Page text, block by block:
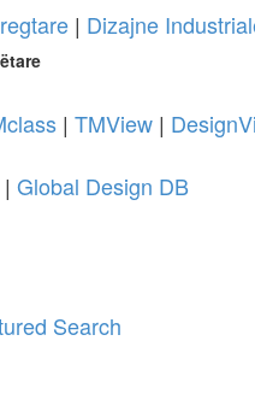
| Dizajne
| TMView |
| Global Design DB
Search